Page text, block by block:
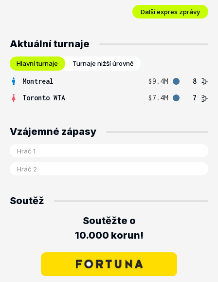
Další expres zprávy
Aktuální turnaje
Hlavní turnaje Turnaje nižší úrovně
Montreal $9.4M
8
Toronto WTA
$7.4M 7
Vzájemné zápasy
Soutěž
Soutěžte o
10.000 korun!